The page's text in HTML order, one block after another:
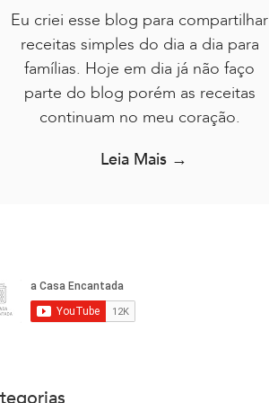
Eu criei esse blog para compartilhar
receitas simples do dia a dia para
famílias. Hoje em dia já não faço
parte do blog porém as receitas
continuam no meu coração.
Leia Mais →